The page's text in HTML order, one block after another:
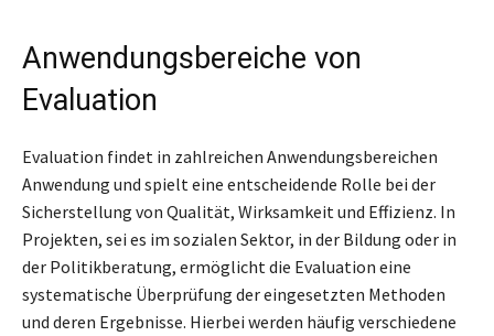
Anwendungsbereiche von
Evaluation
Evaluation findet in zahlreichen Anwendungsbereichen
Anwendung und spielt eine entscheidende Rolle bei der
Sicherstellung von Qualität, Wirksamkeit und Effizienz. In
Projekten, sei es im sozialen Sektor, in der Bildung oder in
der Politikberatung, ermöglicht die Evaluation eine
systematische Überprüfung der eingesetzten Methoden
und deren Ergebnisse. Hierbei werden häufig verschiedene